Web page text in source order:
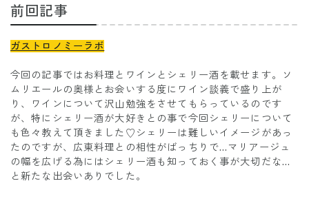
前回記事
ガストロノミーラボ
今回の記事ではお料理とワインとシェリー酒を載せます。ソ
ムリエールの奥様とお会いする度にワイン談義で盛り上が
り、ワインについて沢山勉強をさせてもらっているのです
が、特にシェリー酒が大好きとの事で今回シェリーについて
も色々教えて頂きました♡シェリーは難しいイメージがあっ
たのですが、広東料理との相性がばっちりで…マリアージュ
の幅を広げる為にはシェリー酒も知っておく事が大切だな…
と新たな出会いありでした。